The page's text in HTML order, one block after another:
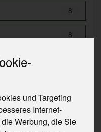
und Targeting
Internet-
Werbung, die Sie
8
8
Allergene